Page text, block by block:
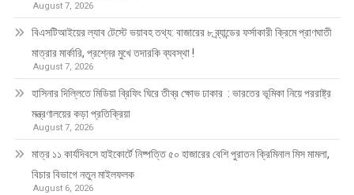
August 7, 2026
বিএসটিআইয়ের ল্যাব টেস্টে ভয়াবহ তথ্য: বাজারের ৮ ব্র্যান্ডের ফর্সাকারী ক্রিমে প্রাণঘাতী
মাত্রার মার্কারি, প্রশ্নের মুখে তদারকি ব্যবস্থা !
August 7, 2026
হাসিনার দিল্লিতে মিডিয়া ব্রিফিং ঘিরে তীব্র ক্ষোভ ঢাকার : ভারতের ভূমিকা নিয়ে পররাষ্ট্র
মন্ত্রণালয়ের কড়া প্রতিক্রিয়া
August 7, 2026
মাত্র ১১ কার্যদিবসে হাইকোর্টে নিষ্পত্তি ৫০ হাজারের বেশি পুরাতন ক্রিমিনাল মিস মামলা,
বিচার বিভাগে নতুন মাইলফলক
August 6, 2026